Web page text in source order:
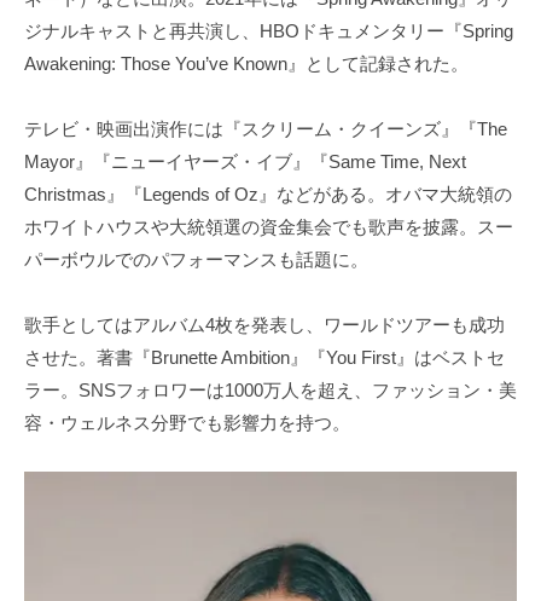
ジナルキャストと再共演し、HBOドキュメンタリー『Spring
Awakening: Those You’ve Known』として記録された。
テレビ・映画出演作には『スクリーム・クイーンズ』『The
Mayor』『ニューイヤーズ・イブ』『Same Time, Next
Christmas』『Legends of Oz』などがある。オバマ大統領の
ホワイトハウスや大統領選の資金集会でも歌声を披露。スー
パーボウルでのパフォーマンスも話題に。
歌手としてはアルバム4枚を発表し、ワールドツアーも成功
させた。著書『Brunette Ambition』『You First』はベストセ
ラー。SNSフォロワーは1000万人を超え、ファッション・美
容・ウェルネス分野でも影響力を持つ。